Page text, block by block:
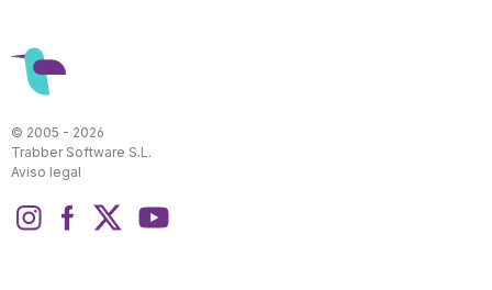
© 2005 - 2026
Trabber Software S.L.
Aviso legal